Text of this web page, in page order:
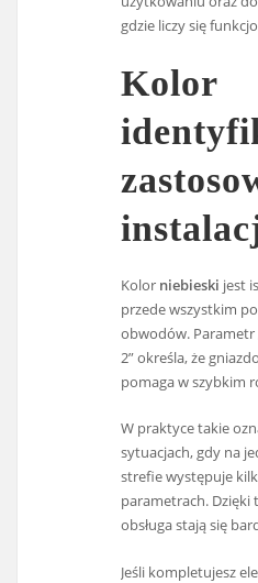
gdzie liczy się
Kolor
Kolor niebieski jest
przede wszystkim
obwodów. Parametr
2” określa, że
pomaga w szybkim
W praktyce takie
sytuacjach, gdy na
strefie występuje
parametrach. Dzięki
obsługa stają się
Jeśli kompletujesz